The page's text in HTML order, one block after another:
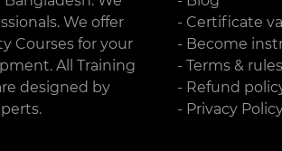
We offer
Courses for your
All Training
designed by
- Certificate
- Become
- Terms & rules
- Refund
- Privacy